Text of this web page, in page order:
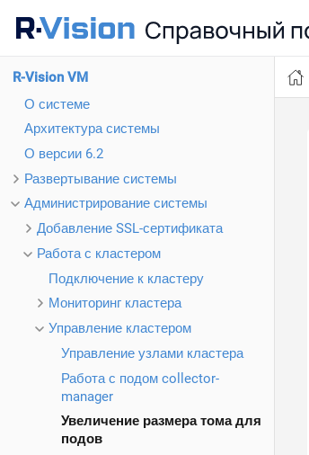
R-Vision VM
О системе
Архитектура системы
О версии 6.2
Развертывание системы
Администрирование системы
Добавление SSL-сертификата
Работа с кластером
Подключение к кластеру
Мониторинг кластера
Управление кластером
Управление узлами кластера
Работа с подом collector-
manager
Увеличение размера тома для
подов